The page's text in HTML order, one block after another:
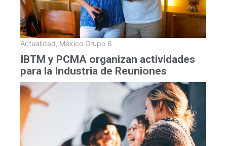
Actualidad, México Grupo 6
IBTM y PCMA organizan actividades
para la Industria de Reuniones